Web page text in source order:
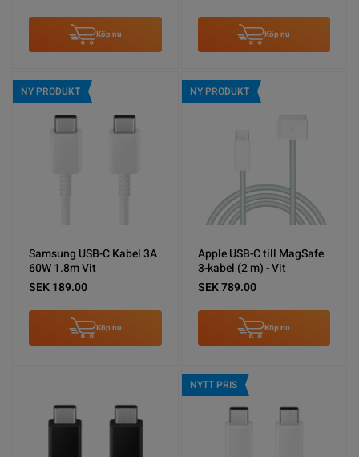
Köp nu Köp nu
NY PRODUKT
Samsung USB-C Kabel 3A
60W 1.8m Vit
SEK 189.00
Köp nu
NY PRODUKT
Apple USB-C till MagSafe
3-kabel (2 m) - Vit
SEK 789.00
Köp nu
NYTT PRIS